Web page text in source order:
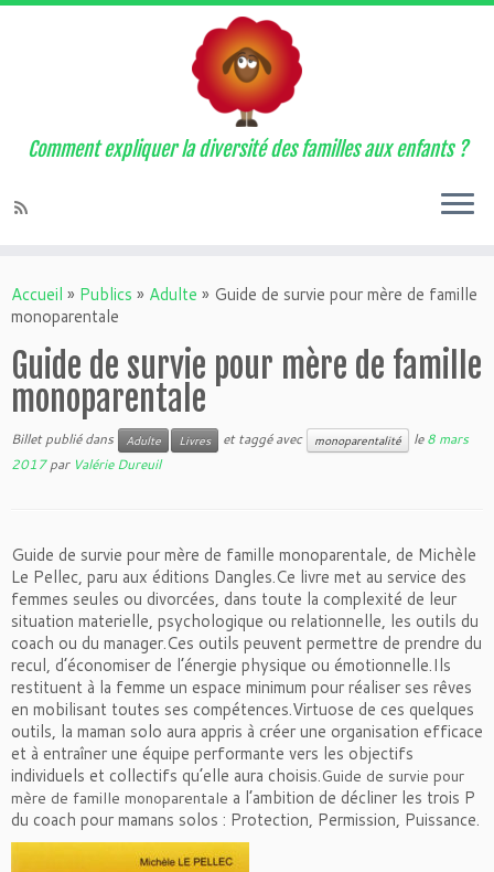
Comment expliquer la diversité des familles aux enfants ?
Accueil » Publics » Adulte » Guide de survie pour mère de famille
monoparentale
Guide de survie pour mère de famille
monoparentale
Billet publié dans Adulte Livres et taggé avec monoparentalité le8 mars
2017 par Valérie Dureuil
Guide de survie pour mère de famille monoparentale, de Michèle
Le Pellec, paru aux éditions Dangles.Ce livre met au service des
femmes seules ou divorcées, dans toute la complexité de leur
situation materielle, psychologique ou relationnelle, les outils du
coach ou du manager.Ces outils peuvent permettre de prendre du
recul, d’économiser de l’énergie physique ou émotionnelle.Ils
restituent à la femme un espace minimum pour réaliser ses rêves
en mobilisant toutes ses compétences.Virtuose de ces quelques
outils, la maman solo aura appris à créer une organisation efficace
et à entraîner une équipe performante vers les objectifs
individuels et collectifs qu’elle aura choisis.Guide de survie pour
mère de famille monoparentale a l’ambition de décliner les trois P
du coach pour mamans solos : Protection, Permission, Puissance.